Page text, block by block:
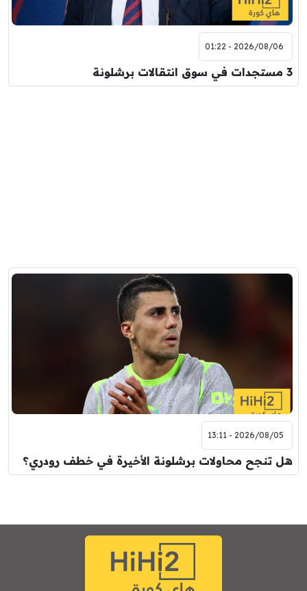
2026/08/06 - 01:22
3 مستجدات في سوق انتقالات برشلونة
2026/08/05 - 13:11
هل تنجح محاولات برشلونة الأخيرة في خطف رودري؟